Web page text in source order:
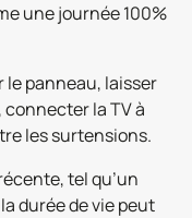
une journée 100%
panneau, laisser
connecter la TV à
les surtensions.
tel qu’un
durée de vie peut